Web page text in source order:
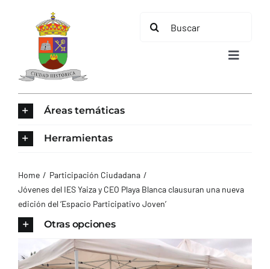
contenido
Buscar:
Toggle
AYUNTAMIENTO
TURISMO
Áreas temáticas
Herramientas
Home
Participación Ciudadana
Jóvenes del IES Yaiza y CEO Playa Blanca clausuran una nueva
edición del ‘Espacio Participativo Joven’
Otras opciones